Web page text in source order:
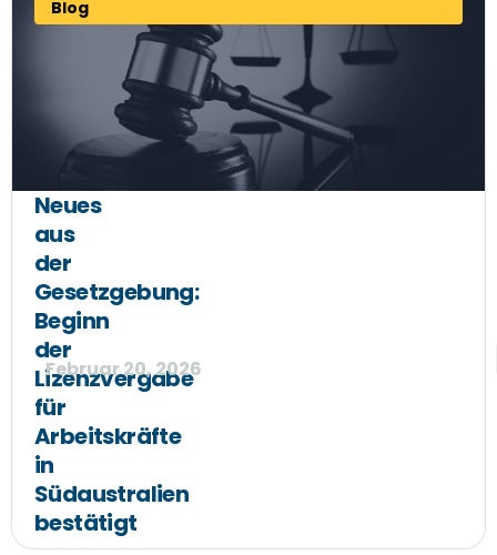
Blog
Neues
aus
der
Gesetzgebung:
Beginn
der
Lizenzvergabe
für
Arbeitskräfte
in
Südaustralien
bestätigt
Februar 20, 2026